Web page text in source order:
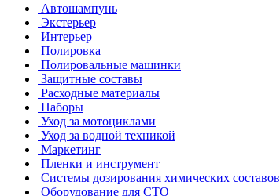
Автошампунь
Экстерьер
Интерьер
Полировка
Полировальные машинки
Защитные составы
Расходные материалы
Наборы
Уход за мотоциклами
Уход за водной техникой
Маркетинг
Пленки и инструмент
Системы дозирования химических составов
Оборудование для СТО